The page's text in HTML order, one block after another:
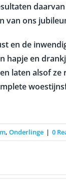
van ons
en de
hapje en
laten alsof
, Onderlinge | 0